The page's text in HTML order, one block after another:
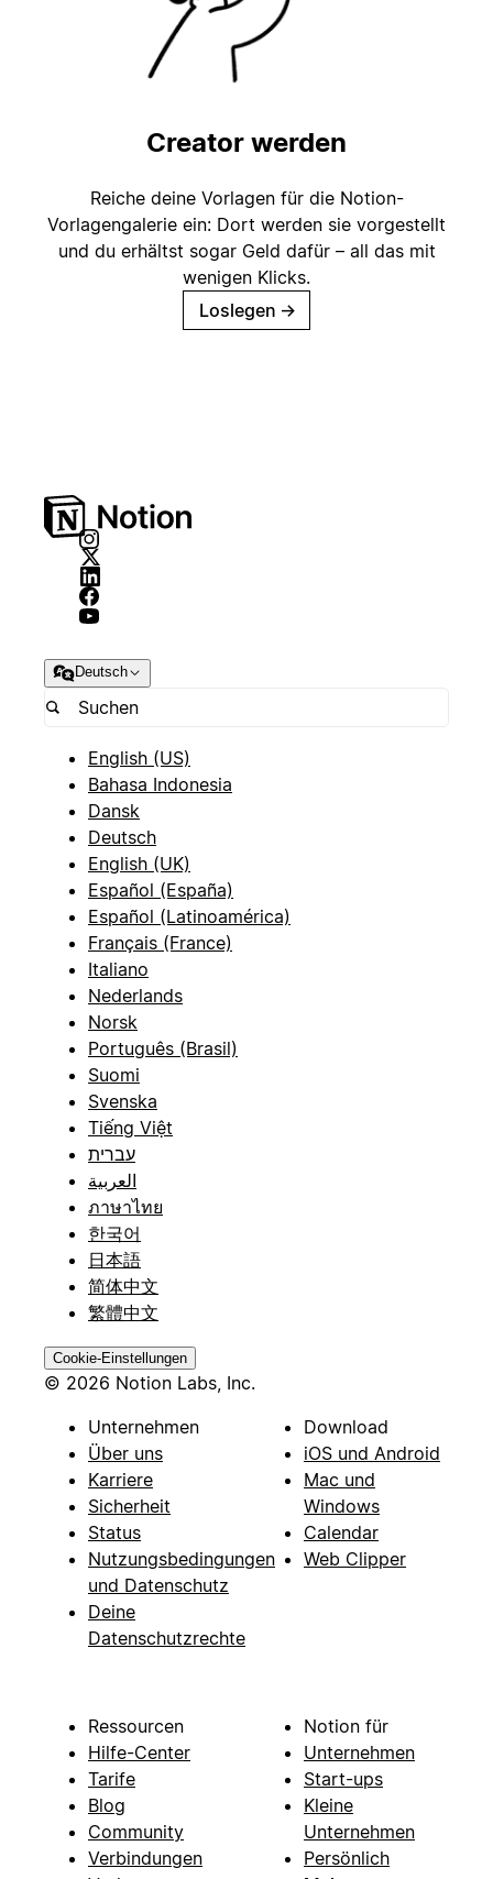
Creator werden
Reiche deine Vorlagen für die Notion-
Vorlagengalerie ein: Dort werden sie vorgestellt
und du erhältst sogar Geld dafür – all das mit
wenigen Klicks.
Loslegen →
Deutsch
English (US)
Bahasa Indonesia
Dansk
Deutsch
English (UK)
Español (España)
Español (Latinoamérica)
Français (France)
Italiano
Nederlands
Norsk
Português (Brasil)
Suomi
Svenska
Tiếng Việt
עברית
العربية
ภาษาไทย
한국어
日本語
简体中文
繁體中文
Cookie-Einstellungen
© 2026 Notion Labs, Inc.
Unternehmen
Über uns
Karriere
Sicherheit
Status
Nutzungsbedingungen
und Datenschutz
Deine
Datenschutzrechte
Download
iOS und Android
Mac und
Windows
Calendar
Web Clipper
Ressourcen
Hilfe-Center
Tarife
Blog
Community
Verbindungen
Notion für
Unternehmen
Start-ups
Kleine
Unternehmen
Persönlich